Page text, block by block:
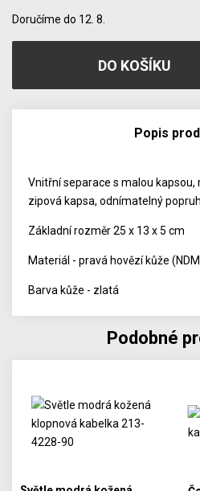
Doručíme do 12. 8.
Popis
Vnitřní separace s malou
zipová kapsa, odnímatelný
Základní rozměr 25 x 13 x 5 cm
Materiál - pravá hovězí kůže
Barva kůže - zlatá
Podobné